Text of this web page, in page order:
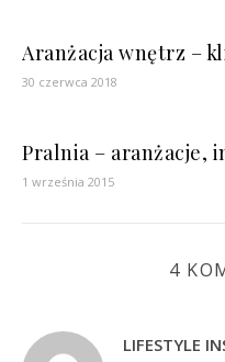
Aranżacja wnętrz –
30 czerwca 2018
Pralnia – aranżacje,
1 września 2015
4
LIFESTYLE